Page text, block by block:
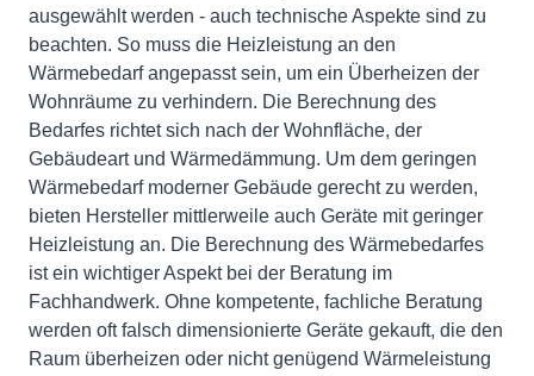
ausgewählt werden - auch technische Aspekte sind zu
beachten. So muss die Heizleistung an den
Wärmebedarf angepasst sein, um ein Überheizen der
Wohnräume zu verhindern. Die Berechnung des
Bedarfes richtet sich nach der Wohnfläche, der
Gebäudeart und Wärmedämmung. Um dem geringen
Wärmebedarf moderner Gebäude gerecht zu werden,
bieten Hersteller mittlerweile auch Geräte mit geringer
Heizleistung an. Die Berechnung des Wärmebedarfes
ist ein wichtiger Aspekt bei der Beratung im
Fachhandwerk. Ohne kompetente, fachliche Beratung
werden oft falsch dimensionierte Geräte gekauft, die den
Raum überheizen oder nicht genügend Wärmeleistung